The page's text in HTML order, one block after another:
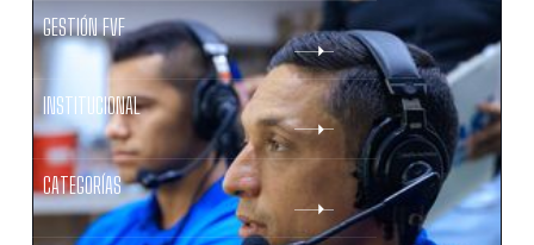
GESTIÓN FVF
INSTITUCIONAL
CATEGORÍAS